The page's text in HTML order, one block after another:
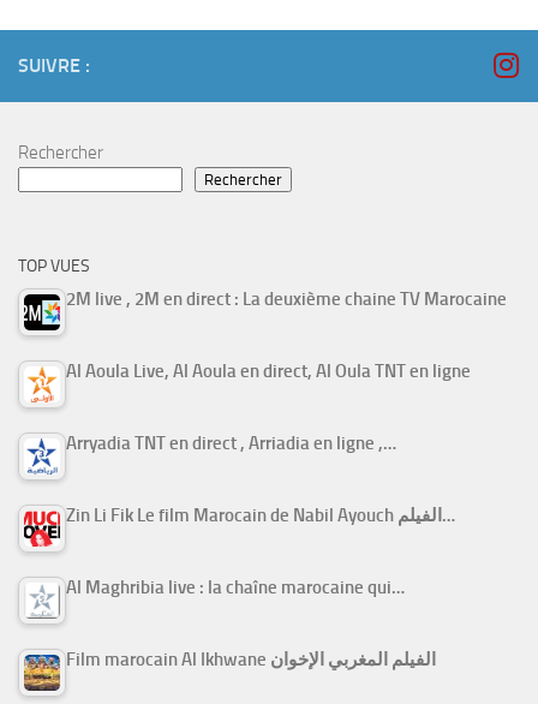
SUIVRE :
Rechercher
Rechercher
TOP VUES
2M live , 2M en direct : La deuxième chaine TV Marocaine
Al Aoula Live, Al Aoula en direct, Al Oula TNT en ligne
Arryadia TNT en direct , Arriadia en ligne ,…
Zin Li Fik Le film Marocain de Nabil Ayouch الفيلم…
Al Maghribia live : la chaîne marocaine qui…
Film marocain Al Ikhwane الفيلم المغربي الإخوان